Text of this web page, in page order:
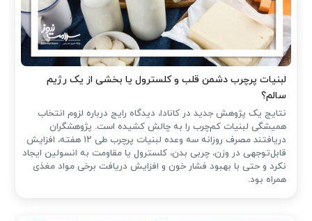
لبنیات پرچرب دشمن قلب و کلسترول یا بخشی از یک رژیم
سالم؟
نتایج یک پژوهش جدید در کانادا، دیدگاه رایج درباره لزوم انتخاب
همیشگی لبنیات کم‌چرب را به چالش کشیده است. پژوهشگران
دریافتند مصرف روزانه سه وعده لبنیات پرچرب طی ۱۲ هفته، افزایش
قابل‌توجهی در وزن، چربی بدن، کلسترول یا مقاومت به انسولین ایجاد
نکرد و حتی با بهبود فشار خون و افزایش دریافت برخی مواد مغذی
همراه بود.